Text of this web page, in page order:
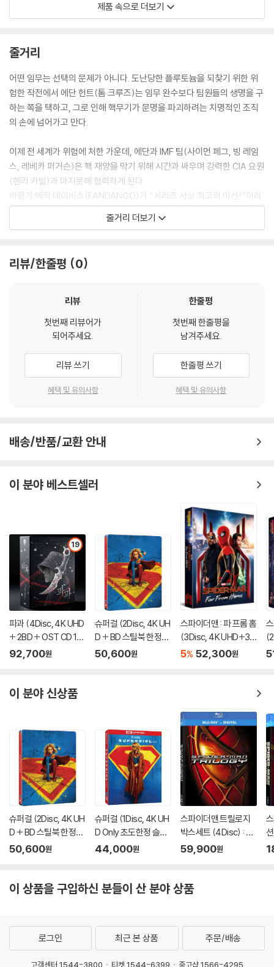
제품 속으로 더보기
줄거리
어떤 임무는 선택의 문제가 아니다. 도난당한 플루토늄을 되찾기 위한 위
험한 작전에서 에단 헌트(톰 크루즈)는 임무 완수보다 팀원들의 생명을 구
하는 쪽을 택하고, 그로 인해 핵무기가 문명을 파괴하려는 치명적인 조직
의 손에 넘어가고 만다.
이제 전 세계가 위험에 처한 가운데, 에단과 IMF 팀(사이먼 페그, 빙 레임
스, 레베카 퍼거슨)은 핵 재앙을 막기 위해 시간과 싸우며 강력한 CIA 요원
(헨리 카빌)과 마지못해 협력하게 된다.
비평가 에릭 데이비스(FANDANGO)가 “시리즈 사상 최고의 미션!”이라
고 극찬한 이 작품은, 그 어느 때보다 파괴적인 위협과 숨 막히는 스턴트로
줄거리 더보기
리뷰/한줄평 0
리뷰
첫번째 리뷰어가
되어주세요.
리뷰 쓰기
혜택 및 유의사항
한줄평
첫번째 한줄평을
남겨주세요.
한줄평 쓰기
혜택 및 유의사항
배송/반품/교환 안내
이 분야 베스트셀러
19
파과 (4Disc, 4K UHD
+ 2BD + OST CD 15
00장 한정 스틸북 한정
92,700원
슈퍼걸 (2Disc, 4K UH
D + BD 스틸북 한정
판) (펀치) : 블루레이
50,600원
스파이더맨 : 파 프롬 홈
(3Disc, 4K UHD+3D
+BD 렌티큘러 풀슬립
5% 52,300원
이 분야 신상품
슈퍼걸 (2Disc, 4K UH
D + BD 스틸북 한정
판) (펀치) : 블루레이
50,600원
슈퍼걸 (1Disc, 4K UH
D Only 초도한정 슬립
케이스) : 블루레이
44,000원
스파이더맨 트릴로지
박스세트 (4Disc) : 블
루레이
59,900원
이 상품을 구입하신 분들이 산 분야 상품
로그인 최근 본 상품 주문/배송
고객센터 1544-3800 티켓 1544-6399 중고샵 1566-4295